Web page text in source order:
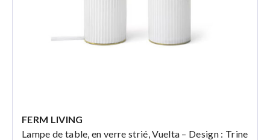
FERM LIVING
Lampe de table, en verre strié, Vuelta – Design : Trine